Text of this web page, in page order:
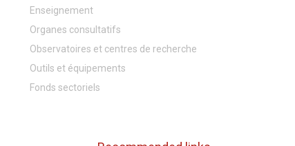
Enseignement
Organes consultatifs
Observatoires et centres de recherche
Outils et équipements
Fonds sectoriels